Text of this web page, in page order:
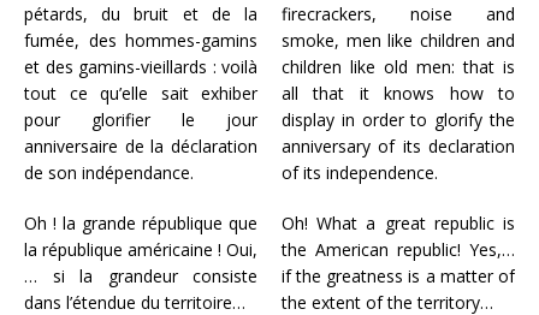
pétards, du bruit et de la
fumée, des hommes-gamins
et des gamins-vieillards : voilà
tout ce qu’elle sait exhiber
pour glorifier le jour
anniversaire de la déclaration
de son indépendance.
Oh ! la grande république que
la république américaine ! Oui,
… si la grandeur consiste
dans l’étendue du territoire…
firecrackers, noise and
smoke, men like children and
children like old men: that is
all that it knows how to
display in order to glorify the
anniversary of its declaration
of its independence.
Oh! What a great republic is
the American republic! Yes,…
if the greatness is a matter of
the extent of the territory…